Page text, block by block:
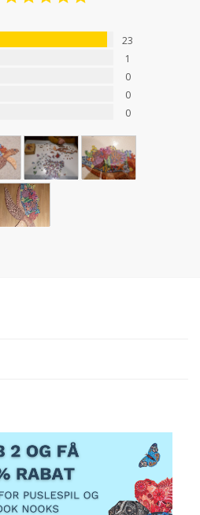
23
1
0
0
0